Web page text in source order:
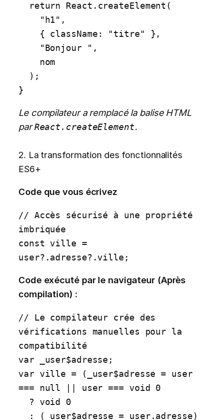
}
Le compilateur a remplacé la balise HTML
parReact.createElement.
2. La transformation des fonctionnalités
ES6+
Code que vous écrivez
// Accès sécurisé à une propriété
imbriquée
const ville =
user?.adresse?.ville;
Code exécuté par le navigateur (Après
compilation) :
// Le compilateur crée des
vérifications manuelles pour la
compatibilité
var _user$adresse;
var ville = (_user$adresse = user
=== null || user === void 0